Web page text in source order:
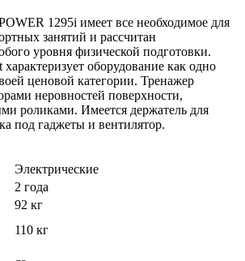
1295i имеет все необходимое для
занятий и рассчитан
уровня физической подготовки.
оборудование как одно
ценовой категории. Тренажер
неровностей поверхности,
роликами. Имеется держатель для
под гаджеты и вентилятор.
Электрические
2 года
92 кг
110 кг